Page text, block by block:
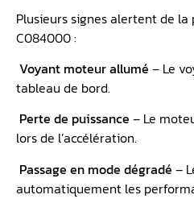
Plusieurs signes alertent de la
C084000 :
Voyant moteur allumé – Le
tableau de bord.
Perte de puissance – Le
lors de l’accélération.
Passage en mode dégradé –
automatiquement les